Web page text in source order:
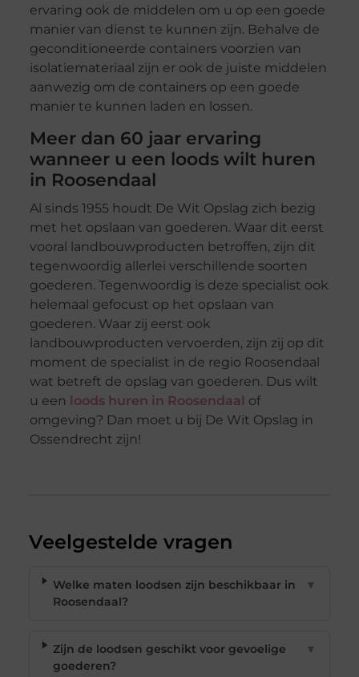
ervaring ook de middelen om u op een goede
manier van dienst te kunnen zijn. Behalve de
geconditioneerde containers voorzien van
isolatiemateriaal zijn er ook de juiste middelen
aanwezig om de containers op een goede
manier te kunnen laden en lossen.
Meer dan 60 jaar ervaring
wanneer u een loods wilt huren
in Roosendaal
Al sinds 1955 houdt De Wit Opslag zich bezig
met het opslaan van goederen. Waar dit eerst
vooral landbouwproducten betroffen, zijn dit
tegenwoordig allerlei verschillende soorten
goederen. Tegenwoordig is deze specialist ook
helemaal gefocust op het opslaan van
goederen. Waar zij eerst ook
landbouwproducten vervoerden, zijn zij op dit
moment de specialist in de regio Roosendaal
wat betreft de opslag van goederen. Dus wilt
u een
loods huren in Roosendaal
of
omgeving? Dan moet u bij De Wit Opslag in
Ossendrecht zijn!
Veelgestelde vragen
Welke maten loodsen zijn beschikbaar in
Roosendaal?
▼
Zijn de loodsen geschikt voor gevoelige
goederen?
▼